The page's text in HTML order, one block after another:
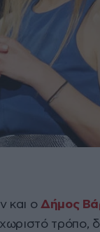
και ο Δήμος
τρόπο,